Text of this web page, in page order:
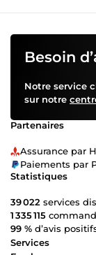
Besoin
Notre service
sur notre
Partenaires
Assurance par
Paiements par
Statistiques
39 022 services
1 335 115
99 % d’avis
Services